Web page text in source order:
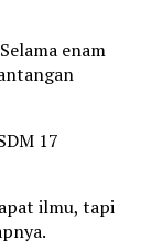
enam
17
ilmu, tapi